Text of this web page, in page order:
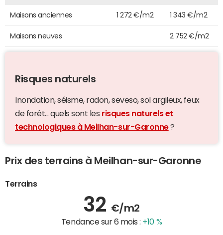
Maisons anciennes 1 272 €/m2 1 343 €/m2
Maisons neuves 2 752 €/m2
Risques naturels
Inondation, séisme, radon, seveso, sol argileux, feux
de forêt... quels sont les risques naturels et
technologiques à Meilhan-sur-Garonne?
Prix des terrains à Meilhan-sur-Garonne
Terrains
32 €/m2
Tendance sur 6 mois : +10 %